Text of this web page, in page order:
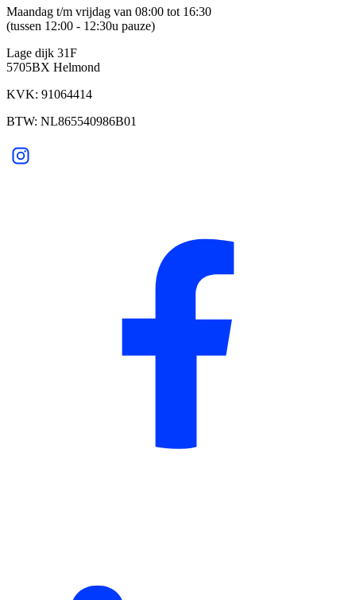
Maandag t/m vrijdag van 08:00 tot 16:30
(tussen 12:00 - 12:30u pauze)
Lage dijk 31F
5705BX Helmond
KVK: 91064414
BTW: NL865540986B01